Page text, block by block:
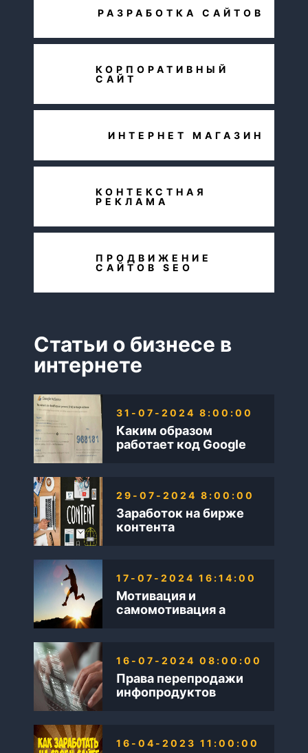
РАЗРАБОТКА САЙТОВ
КОРПОРАТИВНЫЙ
САЙТ
ИНТЕРНЕТ МАГАЗИН
КОНТЕКСТНАЯ
РЕКЛАМА
ПРОДВИЖЕНИЕ
САЙТОВ SEO
Статьи о бизнесе в
интернете
Каким образом
работает код Google
31-07-2024 8:00:00
Заработок на бирже
контента
29-07-2024 8:00:00
Мотивация и
самомотивация а
17-07-2024 16:14:00
Права перепродажи
инфопродуктов
16-07-2024 08:00:00
16-04-2023 11:00:00